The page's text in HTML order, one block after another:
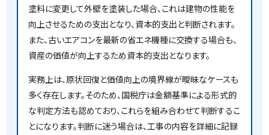
塗料に変更して外壁を塗装した場合、これは建物の性能を
向上させるための支出となり、資本的支出と判断されます。
また、古いエアコンを最新の省エネ機種に交換する場合も、
資産の価値が向上するため資本的支出となります。
実務上は、原状回復と価値向上の境界線が曖昧なケースも
多く存在します。そのため、国税庁は金額基準による形式的
な判定方法も認めており、これらを組み合わせて判断するこ
とになります。判断に迷う場合は、工事の内容を詳細に記録